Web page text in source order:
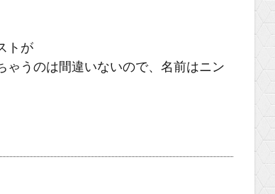
トが
ゃうのは間違いないので、名前はニン